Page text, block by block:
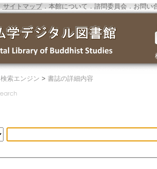
サイトマップ．本館について ． 諮問委員会． お問い
検索エンジン > 書誌の詳細内容